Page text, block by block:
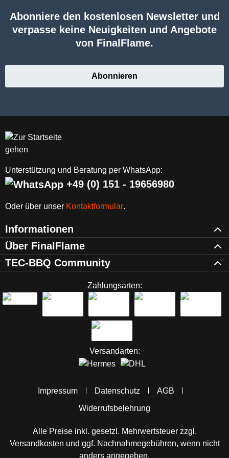
Abonniere den kostenlosen Newsletter und
verpasse keine Neuigkeiten und Angebote
von FinalFlame.
Abonnieren
Unterstützung und Beratung per WhatsApp:
+49 (0) 151 - 19656980
Oder über unser Kontaktformular.
Informationen
Über FinalFlame
TEC-BBQ Community
Zahlungsarten:
Versandarten:
Impressum Datenschutz
AGB
Widerrufsbelehrung
Alle Preise inkl. gesetzl. Mehrwertsteuer zzgl.
Versandkosten und ggf. Nachnahmegebühren, wenn nicht
anders angegeben.